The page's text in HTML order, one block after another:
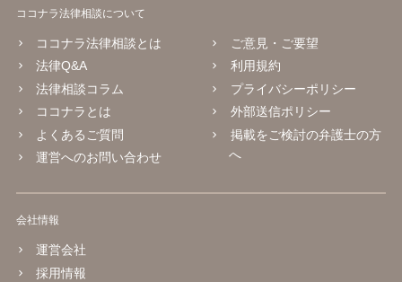
ココナラ法律相談について
ココナラ法律相談とは
法律Q&A
法律相談コラム
ココナラとは
よくあるご質問
運営へのお問い合わせ
ご意見・ご要望
利用規約
プライバシーポリシー
外部送信ポリシー
掲載をご検討の弁護士の方
へ
会社情報
運営会社
採用情報